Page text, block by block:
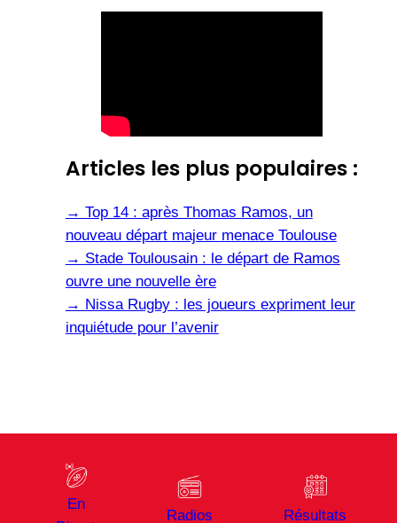
Articles les plus populaires :
→ Top 14 : après Thomas Ramos, un
nouveau départ majeur menace Toulouse
→ Stade Toulousain : le départ de Ramos
ouvre une nouvelle ère
→ Nissa Rugby : les joueurs expriment leur
inquiétude pour l’avenir
En
Radios Résultats